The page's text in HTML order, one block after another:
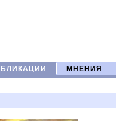
МНЕНИЯ